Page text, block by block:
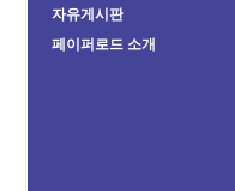
자유게시판
페이퍼로드 소개